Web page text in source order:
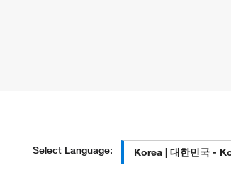
Select Language: